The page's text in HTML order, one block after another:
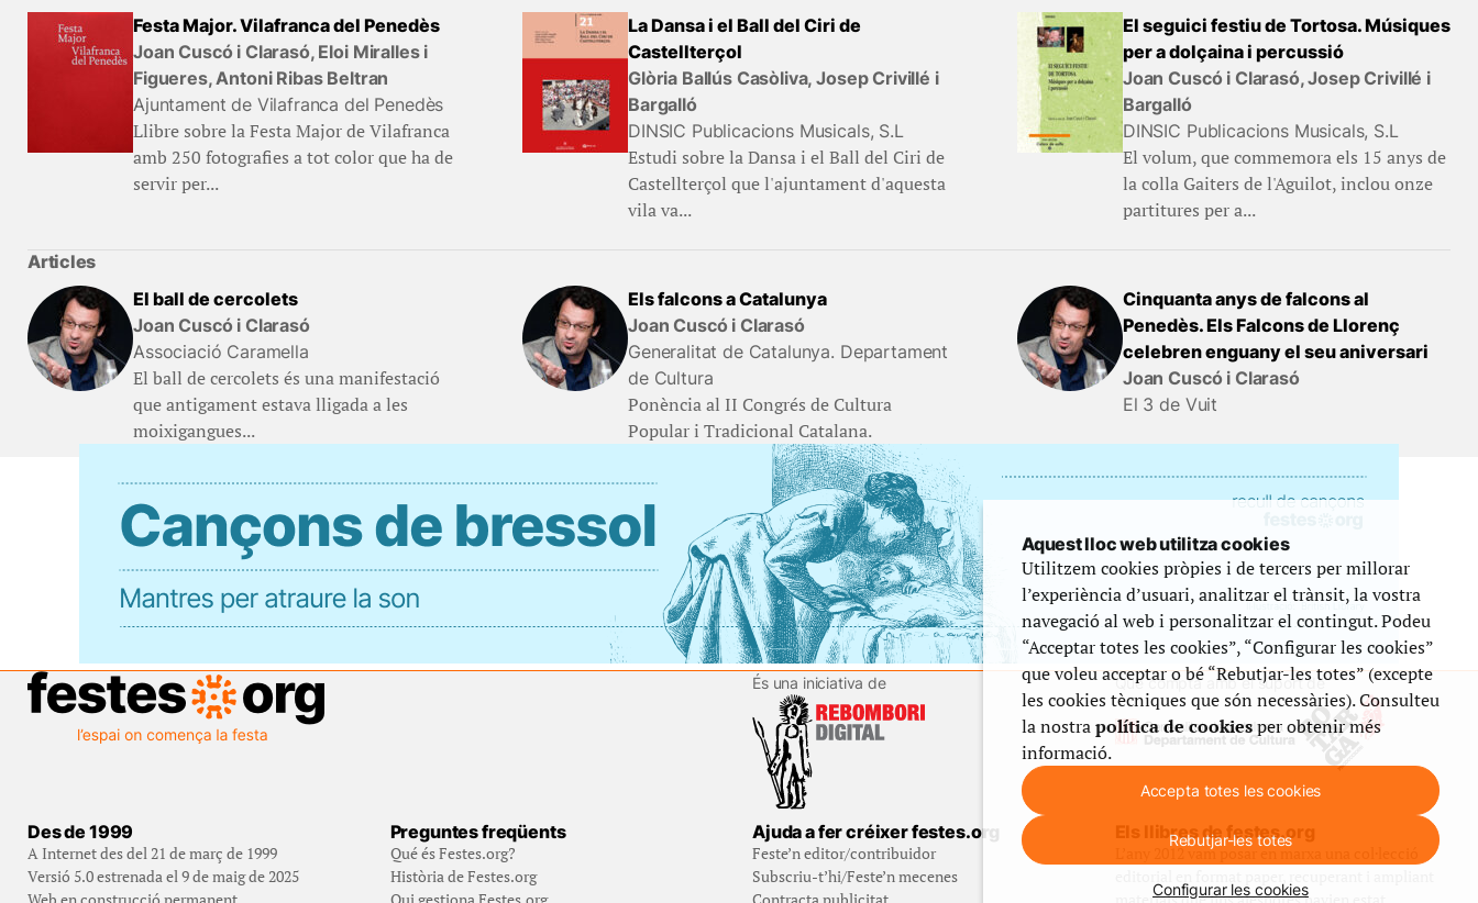
Festa Major. Vilafranca del Penedès
Joan Cuscó i Clarasó, Eloi Miralles i
Figueres, Antoni Ribas Beltran
Ajuntament de Vilafranca del Penedès
Llibre sobre la Festa Major de Vilafranca
amb 250 fotografies a tot color que ha de
servir per...
La Dansa i el Ball del Ciri de
Castellterçol
Glòria Ballús Casòliva, Josep Crivillé i
Bargalló
DINSIC Publicacions Musicals, S.L
Estudi sobre la Dansa i el Ball del Ciri de
Castellterçol que l'ajuntament d'aquesta
vila va...
El seguici festiu de Tortosa. Músiques
per a dolçaina i percussió
Joan Cuscó i Clarasó, Josep Crivillé i
Bargalló
DINSIC Publicacions Musicals, S.L
El volum, que commemora els 15 anys de
la colla Gaiters de l'Aguilot, inclou onze
partitures per a...
Articles
El ball de cercolets
Joan Cuscó i Clarasó
Associació Caramella
El ball de cercolets és una manifestació
que antigament estava lligada a les
moixigangues...
Els falcons a Catalunya
Joan Cuscó i Clarasó
Generalitat de Catalunya. Departament
de Cultura
Ponència al II Congrés de Cultura
Popular i Tradicional Catalana.
Cinquanta anys de falcons al
Penedès. Els Falcons de Llorenç
celebren enguany el seu aniversari
Joan Cuscó i Clarasó
El 3 de Vuit
És una iniciativa de Que compta amb el suport de
Des de 1999
A Internet des del 21 de març de 1999
Versió 5.0 estrenada el 9 de maig de 2025
Preguntes freqüents
Qué és Festes.org?
Història de Festes.org
Ajuda a fer créixer festes.org
Feste’n editor/contribuidor
Subscriu-t’hi/Feste’n mecenes
Els llibres de festes.org
L’any 2012 vam posar en marxa una col·lecció
Aquest lloc web utilitza cookies
Utilitzem cookies pròpies i de tercers per millorar
l’experiència d’usuari, analitzar el trànsit, la vostra
navegació al web i personalitzar el contingut. Podeu
“Acceptar totes les cookies”, “Configurar les cookies”
que voleu acceptar o bé “Rebutjar-les totes” (excepte
les cookies tècniques que són necessàries). Consulteu
la nostrapolítica de cookiesper obtenir més
informació.
Accepta totes les cookies
Rebutjar-les totes
Configurar les cookies